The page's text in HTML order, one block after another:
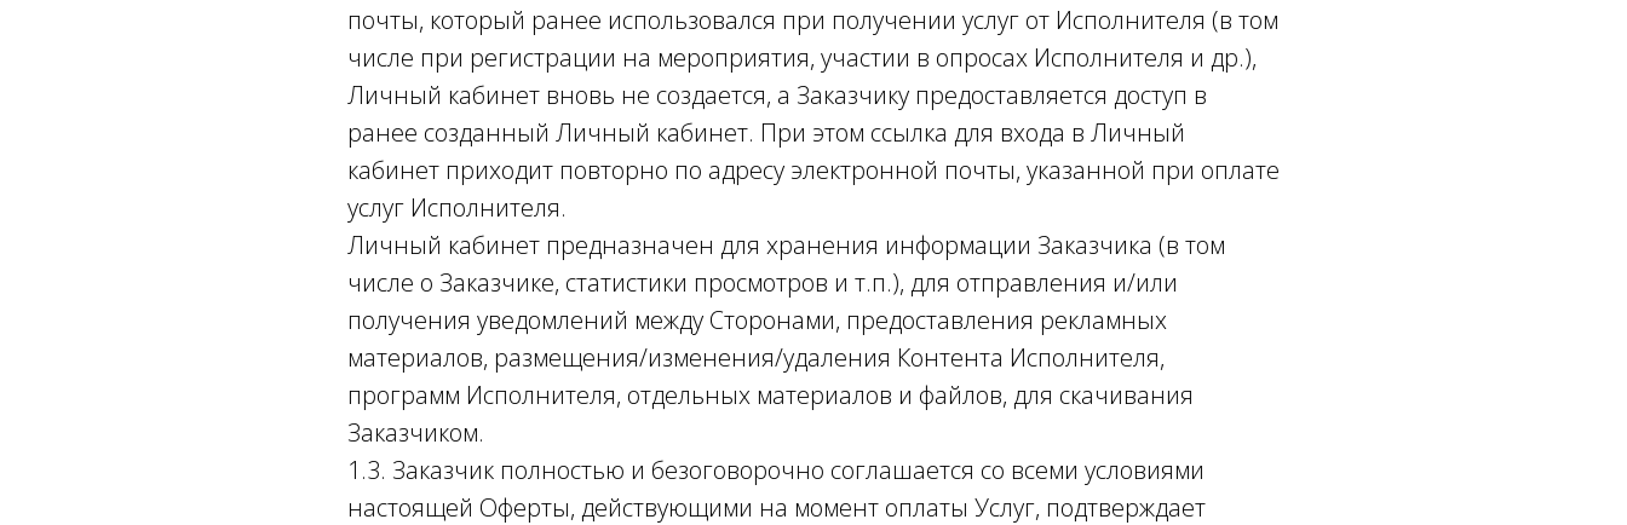
почты, который ранее использовался при получении услуг от Исполнителя (в том
числе при регистрации на мероприятия, участии в опросах Исполнителя и др.),
Личный кабинет вновь не создается, а Заказчику предоставляется доступ в
ранее созданный Личный кабинет. При этом ссылка для входа в Личный
кабинет приходит повторно по адресу электронной почты, указанной при оплате
услуг Исполнителя.
Личный кабинет предназначен для хранения информации Заказчика (в том
числе о Заказчике, статистики просмотров и т.п.), для отправления и/или
получения уведомлений между Сторонами, предоставления рекламных
материалов, размещения/изменения/удаления Контента Исполнителя,
программ Исполнителя, отдельных материалов и файлов, для скачивания
Заказчиком.
1.3. Заказчик полностью и безоговорочно соглашается со всеми условиями
настоящей Оферты, действующими на момент оплаты Услуг, подтверждает